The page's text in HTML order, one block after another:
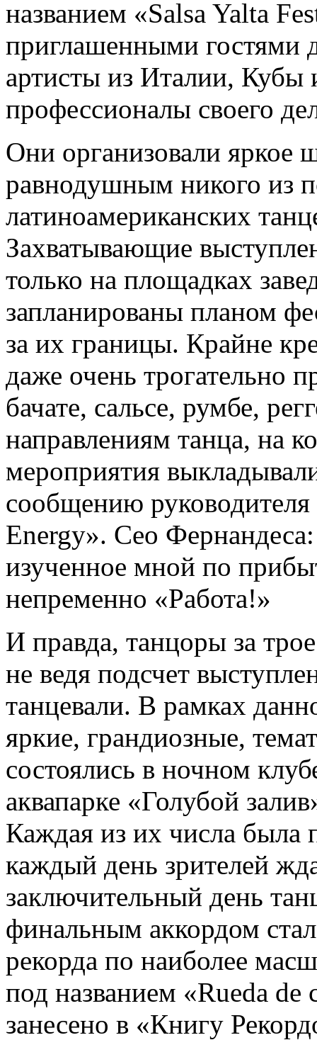
названием «Salsa Yalta
приглашенными гостями
артисты из Италии,
профессионалы своего
Они организовали яркое
равнодушным никого из
латиноамериканских
Захватывающие
только на площадках
запланированы планом
за их границы. Крайне
даже очень трогательно
бачате, сальсе, румбе,
направлениям танца, на
мероприятия
сообщению
Energy». Сео
изученное мной по
непременно «Работа!»
И правда, танцоры за
не ведя подсчет
танцевали. В рамках
яркие, грандиозные,
состоялись в ночном
аквапарке «Голубой
Каждая из их числа была
каждый день зрителей
заключительный день
финальным аккордом
рекорда по наиболее
под названием «Rueda
занесено в «Книгу